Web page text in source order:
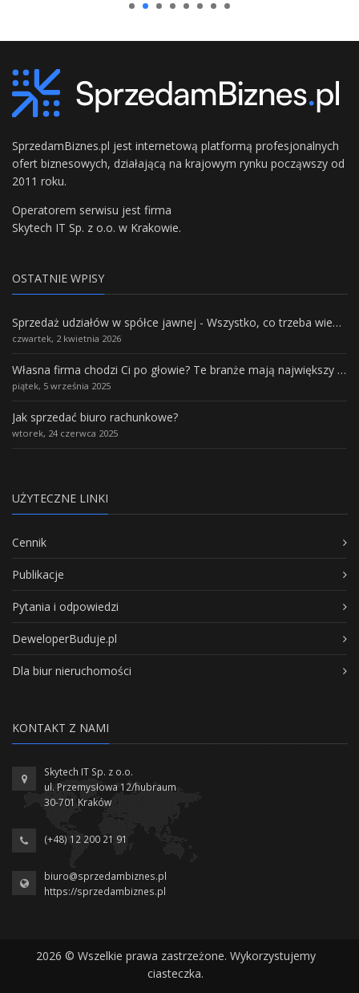
SprzedamBiznes.pl jest internetową platformą profesjonalnych
ofert biznesowych, działającą na krajowym rynku począwszy od
2011 roku.
Operatorem serwisu jest firma
Skytech IT Sp. z o.o. w Krakowie.
OSTATNIE WPISY
Sprzedaż udziałów w spółce jawnej - Wszystko, co trzeba wiedzieć.
czwartek, 2 kwietnia 2026
Własna firma chodzi Ci po głowie? Te branże mają największy potencjał rozwoju
piątek, 5 września 2025
Jak sprzedać biuro rachunkowe?
wtorek, 24 czerwca 2025
UŻYTECZNE LINKI
Cennik
Publikacje
Pytania i odpowiedzi
DeweloperBuduje.pl
Dla biur nieruchomości
KONTAKT Z NAMI
Skytech IT Sp. z o.o.
ul. Przemysłowa 12/hubraum
30-701 Kraków
(+48) 12 200 21 91
biuro@sprzedambiznes.pl
https://sprzedambiznes.pl
2026 © Wszelkie prawa zastrzeżone. Wykorzystujemy
ciasteczka.